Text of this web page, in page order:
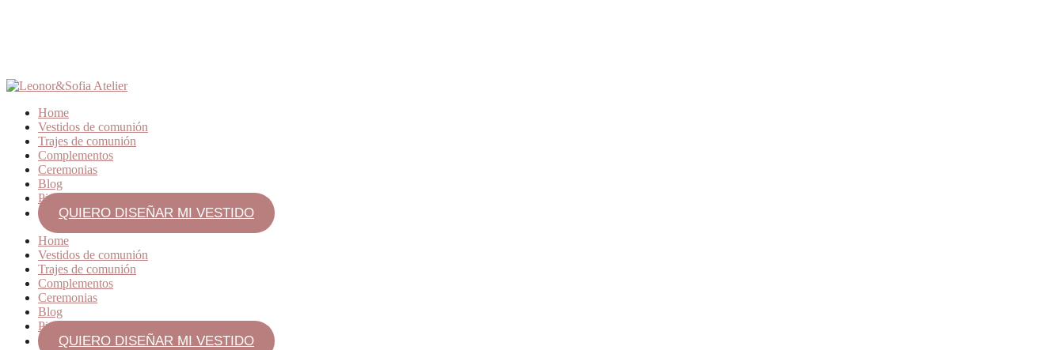
Home
Vestidos de comunión
Trajes de comunión
Complementos
Ceremonias
Blog
Pide cita
QUIERO DISEÑAR MI VESTIDO
Home
Vestidos de comunión
Trajes de comunión
Complementos
Ceremonias
Blog
Pide cita
QUIERO DISEÑAR MI VESTIDO